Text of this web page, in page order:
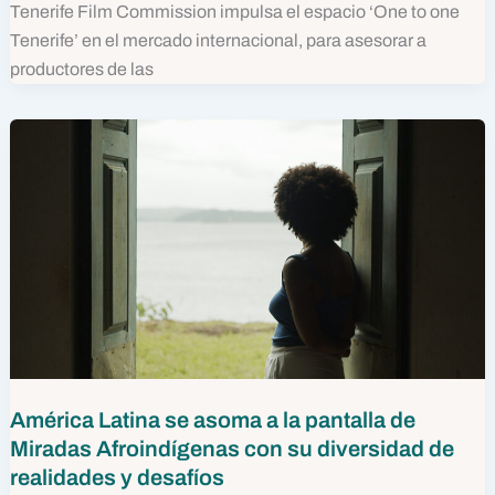
Tenerife Film Commission impulsa el espacio ‘One to one
Tenerife’ en el mercado internacional, para asesorar a
productores de las
América Latina se asoma a la pantalla de
Miradas Afroindígenas con su diversidad de
realidades y desafíos